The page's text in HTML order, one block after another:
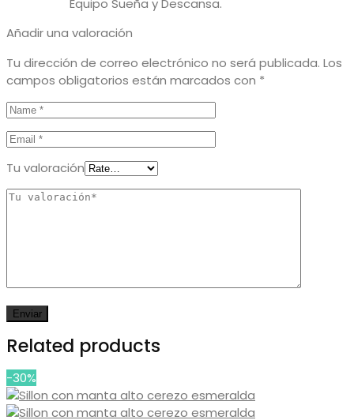
Equipo Sueña y Descansa.
Añadir una valoración
Tu dirección de correo electrónico no será publicada. Los
campos obligatorios están marcados con *
Tu valoración
Related products
-30%